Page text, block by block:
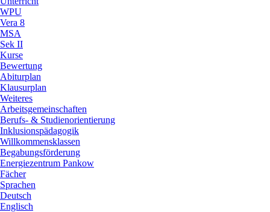
WPU
Vera 8
MSA
Sek II
Kurse
Bewertung
Abiturplan
Klausurplan
Weiteres
Arbeitsgemeinschaften
Berufs- & Studienorientierung
Inklusionspädagogik
Willkommensklassen
Begabungsförderung
Energiezentrum Pankow
Fächer
Sprachen
Deutsch
Englisch